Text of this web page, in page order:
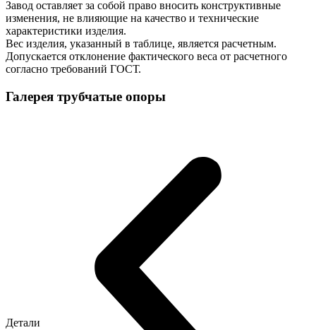
Завод оставляет за собой право вносить конструктивные
изменения, не влияющие на качество и технические
характеристики изделия.
Вес изделия, указанный в таблице, является расчетным.
Допускается отклонение фактического веса от расчетного
согласно требований ГОСТ.
Галерея трубчатые опоры
Детали